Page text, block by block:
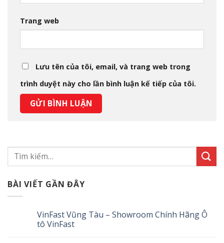
Trang web
Lưu tên của tôi, email, và trang web trong
trình duyệt này cho lần bình luận kế tiếp của tôi.
BÀI VIẾT GẦN ĐÂY
VinFast Vũng Tàu – Showroom Chính Hãng Ô
tô VinFast